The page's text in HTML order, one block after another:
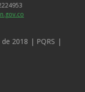
2018
PQRS